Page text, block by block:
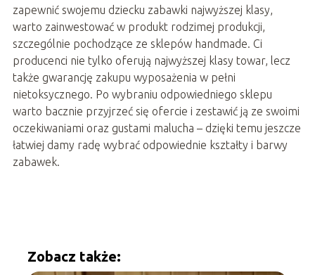
zapewnić swojemu dziecku zabawki najwyższej klasy,
warto zainwestować w produkt rodzimej produkcji,
szczególnie pochodzące ze sklepów handmade. Ci
producenci nie tylko oferują najwyższej klasy towar, lecz
także gwarancję zakupu wyposażenia w pełni
nietoksycznego. Po wybraniu odpowiedniego sklepu
warto bacznie przyjrzeć się ofercie i zestawić ją ze swoimi
oczekiwaniami oraz gustami malucha – dzięki temu jeszcze
łatwiej damy radę wybrać odpowiednie kształty i barwy
zabawek.
Zobacz także: